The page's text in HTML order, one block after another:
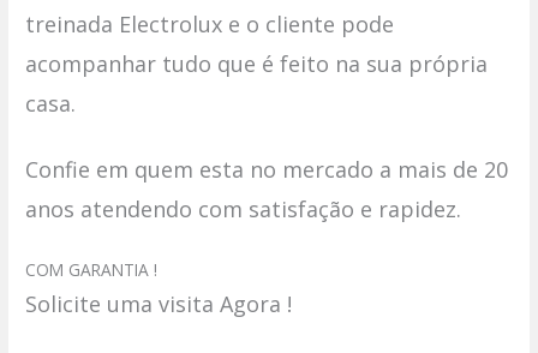
treinada Electrolux e o cliente pode
acompanhar tudo que é feito na sua própria
casa.
Confie em quem esta no mercado a mais de 20
anos atendendo com satisfação e rapidez.
COM GARANTIA !
Solicite uma visita Agora !